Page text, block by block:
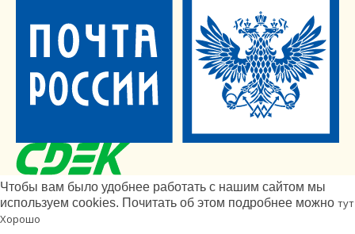
Чтобы вам было удобнее работать с нашим сайтом мы
используем cookies. Почитать об этом подробнее можно тут
Хорошо